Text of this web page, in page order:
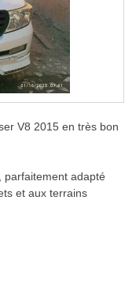
V8 2015 en très bon
parfaitement adapté
et aux terrains